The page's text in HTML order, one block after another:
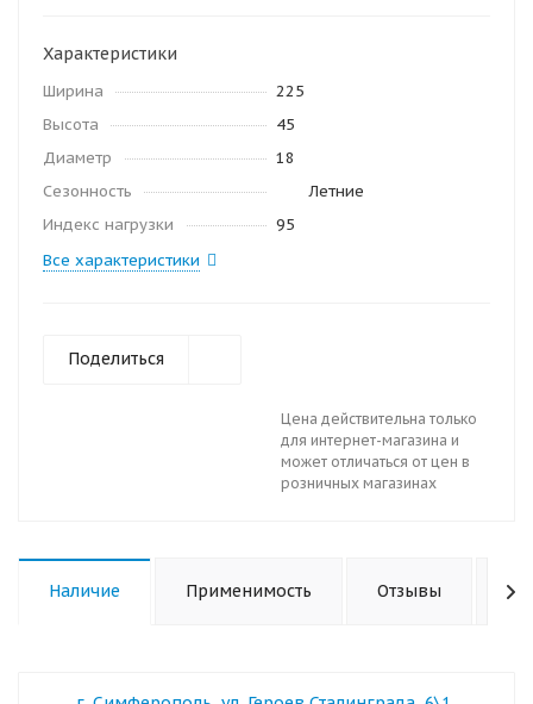
Характеристики
Ширина
225
Высота
45
Диаметр
18
Сезонность
Летние
Индекс нагрузки
95
Все характеристики
Поделиться
Цена действительна только
для интернет-магазина и
может отличаться от цен в
розничных магазинах
Наличие Применимость Отзывы